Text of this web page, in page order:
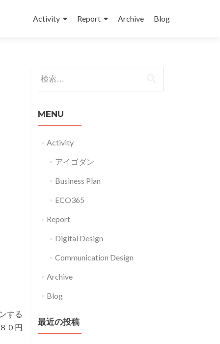
Activity
Report Archive Blog
する
０円
検索:
MENU
Activity
アイゴダン
Business Plan
ECO365
Report
Digital Design
Communication Design
Archive
Blog
最近の投稿